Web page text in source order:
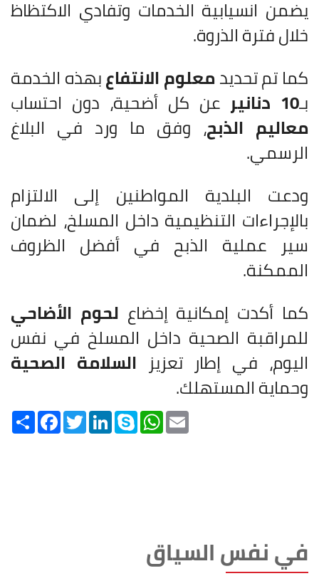
يضمن انسيابية الخدمات وتفادي الاكتظاظ
خلال فترة الذروة.
كما تم تحديدمعلوم الانتفاعبهذه الخدمة
بـ10 دنانير عن كل أضحية، دون احتساب
معاليم الذبح، وفق ما ورد في البلاغ
الرسمي.
ودعت البلدية المواطنين إلى الالتزام
بالإجراءات التنظيمية داخل المسلخ، لضمان
سير عملية الذبح في أفضل الظروف
الممكنة.
كما أكدت إمكانية إخضاع لحوم الأضاحي
للمراقبة الصحية داخل المسلخ في نفس
اليوم، في إطار تعزيز السلامة الصحية
وحماية المستهلك.
Share FacebookTwitterLinkedInSkype WhatsApp
في نفس السياق